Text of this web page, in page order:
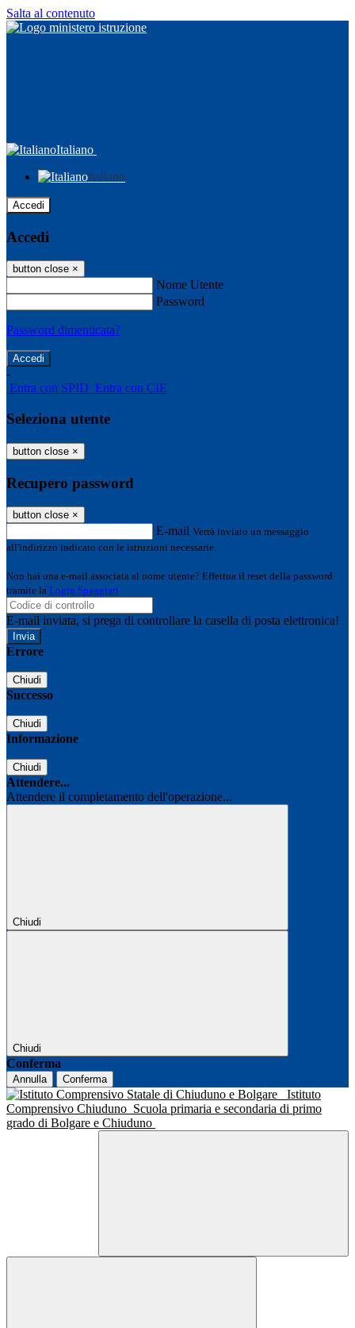
Salta al contenuto
Italiano
Italiano
Accedi
Accedi
button close ×
Nome Utente
Password
Password dimenticata?
-
Entra con SPID Entra con CIE
Seleziona utente
button close ×
Recupero password
button close ×
E-mail Verrà inviato un messaggio
all'indirizzo indicato con le istruzioni necessarie.
Non hai una e-mail associata al nome utente? Effettua il reset della password
tramite la Login Spaggiari
E-mail inviata, si prega di controllare la casella di posta elettronica!
Errore
Chiudi
Successo
Chiudi
Informazione
Chiudi
Attendere...
Attendere il completamento dell'operazione...
Chiudi
Chiudi
Conferma
Annulla Conferma
Istituto
Comprensivo Chiuduno Scuola primaria e secondaria di primo
grado di Bolgare e Chiuduno